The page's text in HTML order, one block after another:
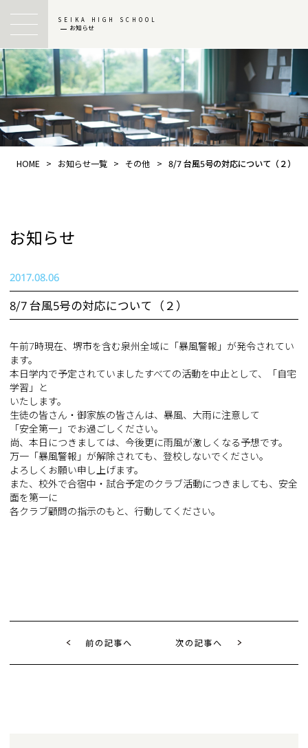
SEIKA HIGH SCHOOL
お知らせ
HOME > お知らせ一覧 > その他 > 8/7 台風5号の対応について（２）
お知らせ
2017.08.06
8/7 台風5号の対応について（２）
午前7時現在、堺市を含む泉州全域に「暴風警報」が発令されてい
ます。
本日学内で予定されていましたすべての活動を中止として、「自宅
学習」と
いたします。
生徒の皆さん・御家族の皆さんは、暴風、大雨に注意して
「安全第一」でお過ごしください。
尚、本日につきましては、今後更に雨風が激しくなる予想です。
万一「暴風警報」が解除されても、登校しないでください。
よろしくお願い申し上げます。
また、校外で合宿中・試合予定のクラブ活動につきましても、安全
面を第一に
各クラブ顧問の指示のもと、行動してください。
前の記事へ 次の記事へ